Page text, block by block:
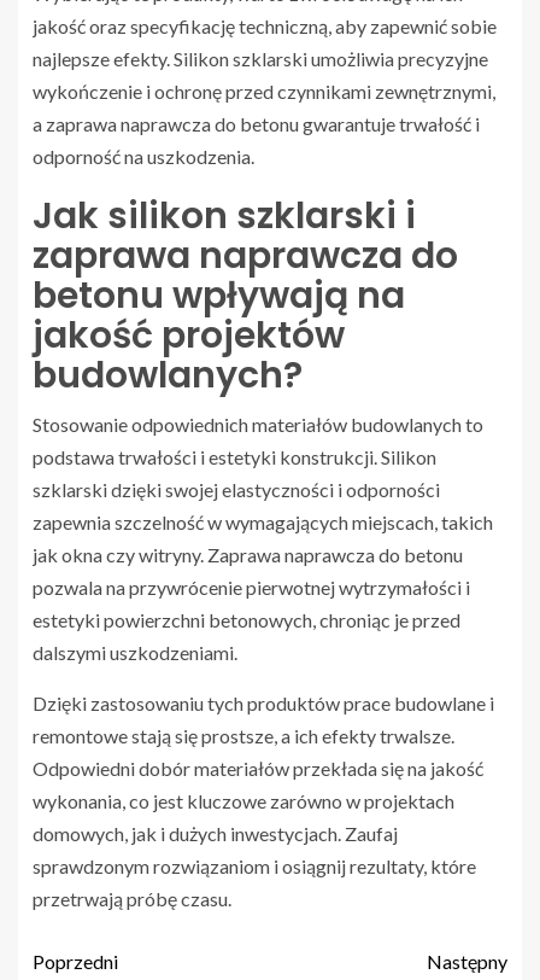
jakość oraz specyfikację techniczną, aby zapewnić sobie
najlepsze efekty. Silikon szklarski umożliwia precyzyjne
wykończenie i ochronę przed czynnikami zewnętrznymi,
a zaprawa naprawcza do betonu gwarantuje trwałość i
odporność na uszkodzenia.
Jak silikon szklarski i
zaprawa naprawcza do
betonu wpływają na
jakość projektów
budowlanych?
Stosowanie odpowiednich materiałów budowlanych to
podstawa trwałości i estetyki konstrukcji. Silikon
szklarski dzięki swojej elastyczności i odporności
zapewnia szczelność w wymagających miejscach, takich
jak okna czy witryny. Zaprawa naprawcza do betonu
pozwala na przywrócenie pierwotnej wytrzymałości i
estetyki powierzchni betonowych, chroniąc je przed
dalszymi uszkodzeniami.
Dzięki zastosowaniu tych produktów prace budowlane i
remontowe stają się prostsze, a ich efekty trwalsze.
Odpowiedni dobór materiałów przekłada się na jakość
wykonania, co jest kluczowe zarówno w projektach
domowych, jak i dużych inwestycjach. Zaufaj
sprawdzonym rozwiązaniom i osiągnij rezultaty, które
przetrwają próbę czasu.
Poprzedni
Następny